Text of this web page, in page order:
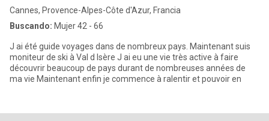
Cannes, Provence-Alpes-Côte d'Azur, Francia
Buscando: Mujer 42 - 66
J ai été guide voyages dans de nombreux pays. Maintenant suis
moniteur de ski à Val d Isère J ai eu une vie très active à faire
découvrir beaucoup de pays durant de nombreuses années de
ma vie Maintenant enfin je commence à ralentir et pouvoir en